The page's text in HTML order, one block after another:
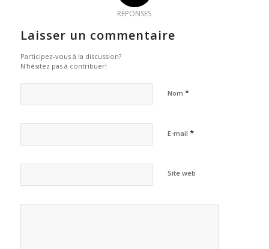
RÉPONSES
Laisser un commentaire
Participez-vous à la discussion?
N'hésitez pas à contribuer!
Nom *
E-mail *
Site web